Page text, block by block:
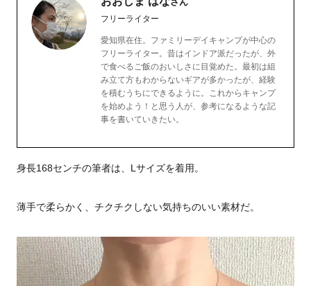
フリーライター
愛知県在住。ファミリーデイキャンプが中心の
フリーライター。昔はインドア派だったが、外
で食べるご飯のおいしさに目覚めた。最初は組
み立て方もわからないギアが多かったが、経験
を積むうちにできるように。これからキャンプ
を始めよう！と思う人が、参考になるような記
事を書いていきたい。
身長168センチの筆者は、Lサイズを着用。
薄手で柔らかく、チクチクしない気持ちのいい素材だ。